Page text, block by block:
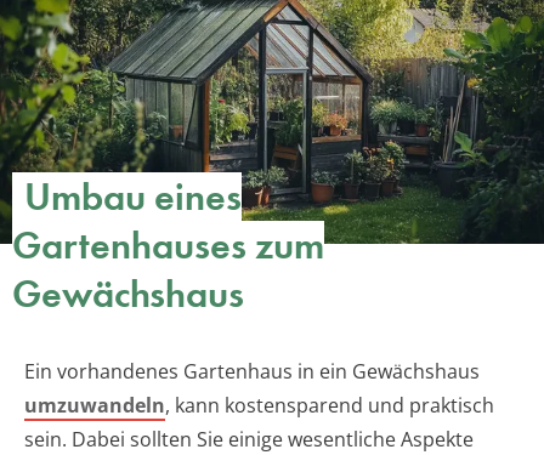
Umbau eines
Gartenhauses zum
Gewächshaus
Ein vorhandenes Gartenhaus in ein Gewächshaus
umzuwandeln, kann kostensparend und praktisch
sein. Dabei sollten Sie einige wesentliche Aspekte